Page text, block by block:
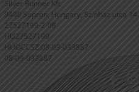
Silver Runner Kft.
9400 Sopron, Hungary, Színház utca 14.
27527199-2-08
HU27527199
HUOCCSZ.08-09-033887
08-09-033887